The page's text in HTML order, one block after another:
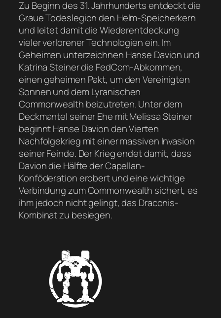
Zu Beginn des 31. Jahrhunderts entdeckt die
Graue Todeslegion den Helm-Speicherkern
und leitet damit die Wiederentdeckung
vieler verlorener Technologien ein. Im
Geheimen unterzeichnen Hanse Davion und
Katrina Steiner die FedCom-Abkommen,
einen geheimen Pakt, um den Vereinigten
Sonnen und dem Lyranischen
Commonwealth beizutreten. Unter dem
Deckmantel seiner Ehe mit Melissa Steiner
beginnt Hanse Davion den Vierten
Nachfolgekrieg mit einer massiven Invasion
seiner Feinde. Der Krieg endet damit, dass
Davion die Hälfte der Capellan-
Konföderation erobert und eine wichtige
Verbindung zum Commonwealth sichert, es
ihm jedoch nicht gelingt, das Draconis-
Kombinat zu besiegen.